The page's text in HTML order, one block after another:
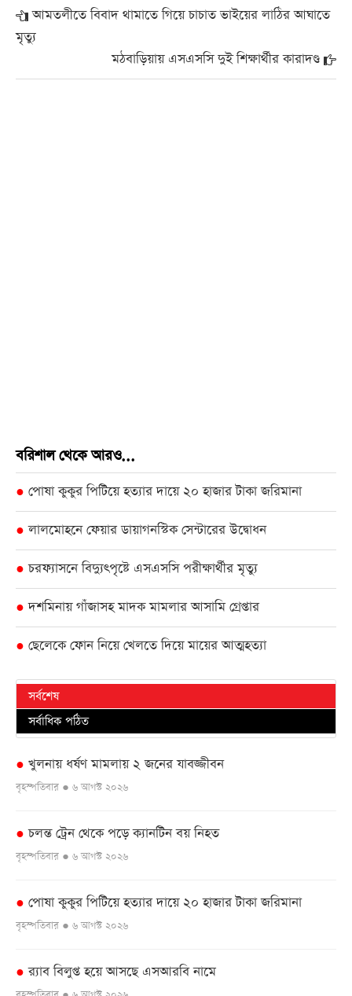
আমতলীতে বিবাদ থামাতে গিয়ে চাচাত ভাইয়ের লাঠির আঘাতে
মৃত্যু
মঠবা‌ড়িয়ায় এসএস‌সি দুই শিক্ষার্থীর কারাদণ্ড
বরিশাল থেকে আরও...
● পোষা কুকুর পিটিয়ে হত্যার দায়ে ২০ হাজার টাকা জরিমানা
● লালমোহনে ফেয়ার ডায়াগনস্টিক সেন্টারের উদ্বোধন
● চরফ্যাসনে বিদ্যুৎপৃষ্টে এসএসসি পরীক্ষার্থীর মৃত্যু
● দশমিনায় গাঁজাসহ মাদক মামলার আসামি গ্রেপ্তার
● ছেলেকে ফোন নিয়ে খেলতে দিয়ে মায়ের আত্মহত্যা
সর্বশেষ
সর্বাধিক পঠিত
● খুলনায় ধর্ষণ মামলায় ২ জনের যাবজ্জীবন
বৃহস্পতিবার ● ৬ আগস্ট ২০২৬
● চলন্ত ট্রেন থেকে পড়ে ক্যানটিন বয় নিহত
বৃহস্পতিবার ● ৬ আগস্ট ২০২৬
● পোষা কুকুর পিটিয়ে হত্যার দায়ে ২০ হাজার টাকা জরিমানা
বৃহস্পতিবার ● ৬ আগস্ট ২০২৬
● র‌্যাব বিলুপ্ত হয়ে আসছে এসআরবি নামে